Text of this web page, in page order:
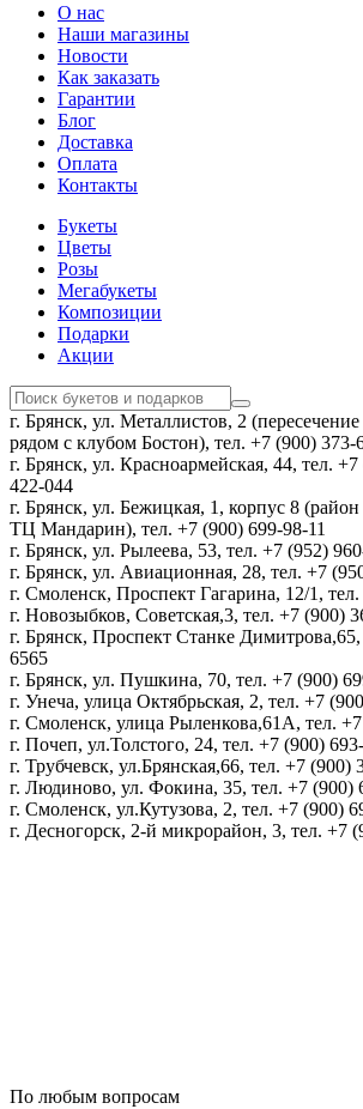
О нас
Наши магазины
Новости
Как заказать
Гарантии
Блог
Доставка
Оплата
Контакты
Букеты
Цветы
Розы
Мегабукеты
Композиции
Подарки
Акции
г. Брянск, ул. Металлистов, 2
рядом с клубом Бостон), тел. +7 (900) 373-
г. Брянск, ул. Красноармейская, 44, тел.
422-044
г. Брянск, ул. Бежицкая, 1, корпус 8
ТЦ Мандарин), тел. +7 (900) 699-98-11
г. Брянск, ул. Рылеева, 53, тел. +7 (952)
г. Брянск, ул. Авиационная, 28, тел. +7
г. Смоленск, Проспект Гагарина, 12/1,
г. Новозыбков, Советская,3, тел. +7 (900)
г. Брянск, Проспект Станке
6565
г. Брянск, ул. Пушкина, 70, тел. +7 (900)
г. Унеча, улица Октябрьская, 2, тел. +7
г. Смоленск, улица Рыленкова,61А, тел.
г. Почеп, ул.Толстого, 24, тел. +7 (900)
г. Трубчевск, ул.Брянская,66, тел. +7 (900)
г. Людиново, ул. Фокина, 35, тел. +7 (900)
г. Смоленск, ул.Кутузова, 2, тел. +7 (900)
г. Десногорск, 2-й микрорайон, 3, тел. +7
По любым вопросам